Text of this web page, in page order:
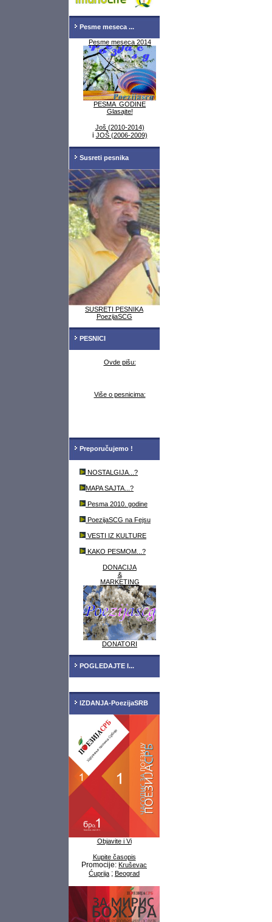
Pesme meseca ...
Pesme meseca 2014
PESMA GODINE
Glasajte!
Još (2010-2014)
i JOŠ (2006-2009)
Susreti pesnika
SUSRETI PESNIKA
PoezijaSCG
PESNICI
Ovde pišu:
Više o pesnicima:
Preporučujemo !
NOSTALGIJA...?
MAPA SAJTA...?
Pesma 2010. godine
PoezijaSCG na Fejsu
VESTI IZ KULTURE
KAKO PESMOM...?
DONACIJA
&
MARKETING
DONATORI
POGLEDAJTE I...
IZDANJA-PoezijaSRB
Objavite i Vi
Kupite časopis
Promocije: Kruševac
Ćuprija ; Beograd